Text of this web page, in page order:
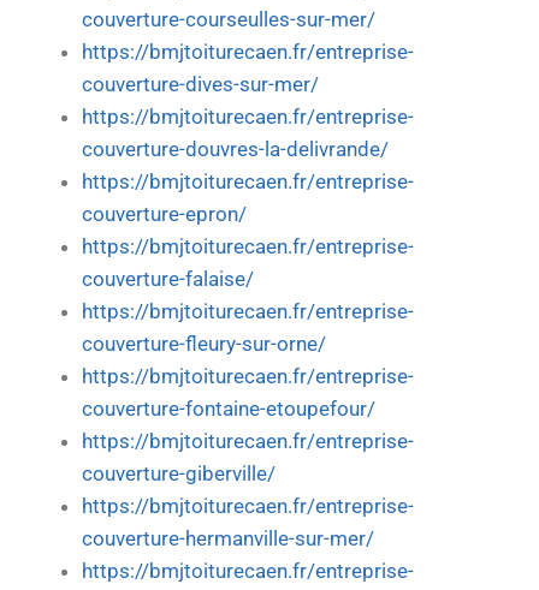
couverture-courseulles-sur-mer/
https://bmjtoiturecaen.fr/entreprise-
couverture-dives-sur-mer/
https://bmjtoiturecaen.fr/entreprise-
couverture-douvres-la-delivrande/
https://bmjtoiturecaen.fr/entreprise-
couverture-epron/
https://bmjtoiturecaen.fr/entreprise-
couverture-falaise/
https://bmjtoiturecaen.fr/entreprise-
couverture-fleury-sur-orne/
https://bmjtoiturecaen.fr/entreprise-
couverture-fontaine-etoupefour/
https://bmjtoiturecaen.fr/entreprise-
couverture-giberville/
https://bmjtoiturecaen.fr/entreprise-
couverture-hermanville-sur-mer/
https://bmjtoiturecaen.fr/entreprise-